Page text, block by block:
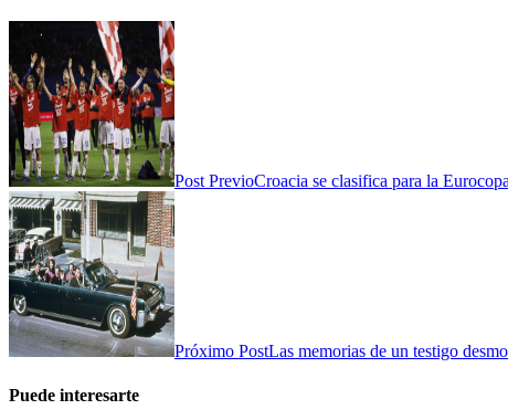
Post PrevioCroacia se clasifica para la
Próximo PostLas memorias de un testigo
Puede interesarte